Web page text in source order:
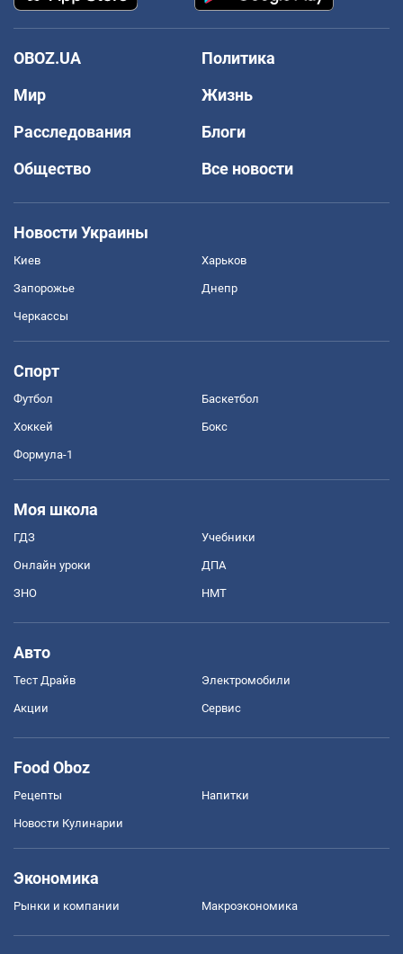
OBOZ.UA
Политика
Мир
Жизнь
Расследования
Блоги
Общество
Все новости
Новости Украины
Киев Харьков
Запорожье Днепр
Черкассы
Спорт
Футбол Баскетбол
Хоккей Бокс
Формула-1
Моя школа
ГДЗ Учебники
Онлайн уроки ДПА
ЗНО НМТ
Авто
Тест Драйв Электромобили
Акции Сервис
Food Oboz
Рецепты Напитки
Новости Кулинарии
Экономика
Рынки и компании Mакроэкономика